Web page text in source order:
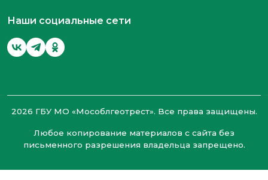
Наши социальные сети
2026 ГБУ МО «Мособлгеотрест». Все права защищены.
Любое копирование материалов с сайта без
письменного разрешения владельца запрещено.